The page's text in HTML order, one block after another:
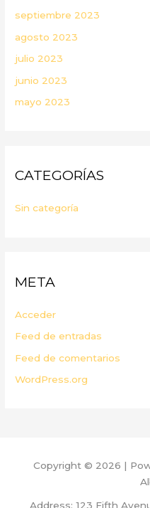
septiembre 2023
agosto 2023
julio 2023
junio 2023
mayo 2023
CATEGORÍAS
Sin categoría
META
Acceder
Feed de entradas
Feed de comentarios
WordPress.org
Copyright © 2026 |
Address: 123 Fifth